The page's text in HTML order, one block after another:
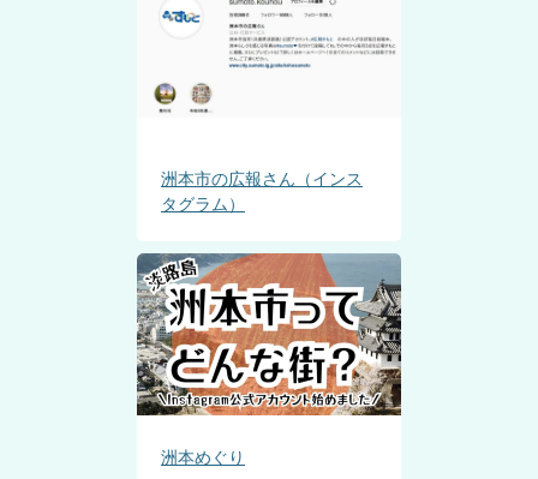
洲本市の広報さん（インス
タグラム）
洲本めぐり